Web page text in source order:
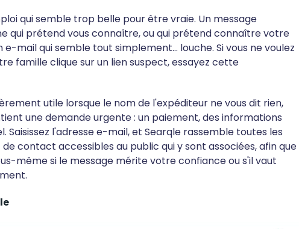
qui semble trop belle pour être vraie. Un message
qui prétend vous connaître, ou qui prétend connaître votre
mail qui semble tout simplement… louche. Si vous ne voulez
famille clique sur un lien suspect, essayez cette
utile lorsque le nom de l'expéditeur ne vous dit rien,
une demande urgente : un paiement, des informations
Saisissez l'adresse e-mail, et Searqle rassemble toutes les
contact accessibles au public qui y sont associées, afin que
même si le message mérite votre confiance ou s'il vaut